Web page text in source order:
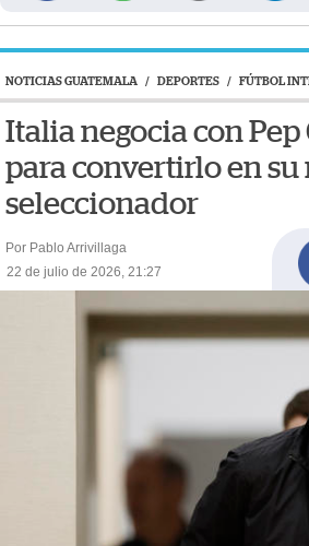
NOTICIAS GUATEMALA / DEPORTES / FÚTBOL
Italia negocia con
para convertirlo en su
seleccionador
Por Pablo Arrivillaga
22 de julio de 2026, 21:27